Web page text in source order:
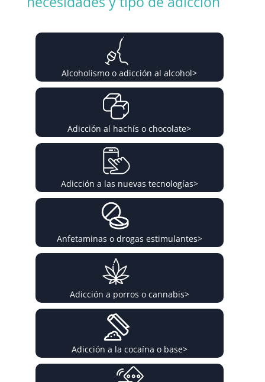
Alcoholismo o adicción al alcohol>
Adicción al hachís o chocolate>
Adicción a las nuevas tecnologías>
Anfetaminas o drogas estimulantes>
Adicción a porros o cannabis>
Adicción a la cocaína o base>